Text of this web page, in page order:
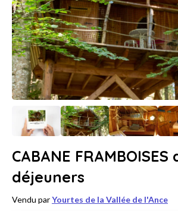
CABANE
déjeuners
Vendu parYourtes de la Vallée de l'Ance